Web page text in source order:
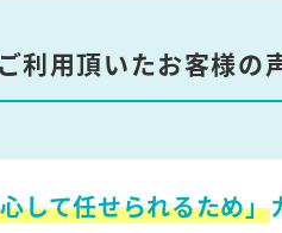
利用頂いたお客様の
して任せられるため」